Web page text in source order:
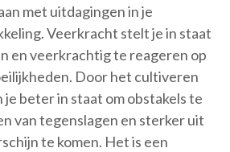
met uitdagingen in je
Veerkracht stelt je in staat
en veerkrachtig te reageren op
Door het cultiveren
beter in staat om obstakels te
van tegenslagen en sterker uit
te komen. Het is een